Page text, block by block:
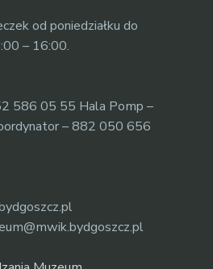
od poniedziałku do
– 16:00.
586 05 55 Hala Pomp –
– 882 050 656